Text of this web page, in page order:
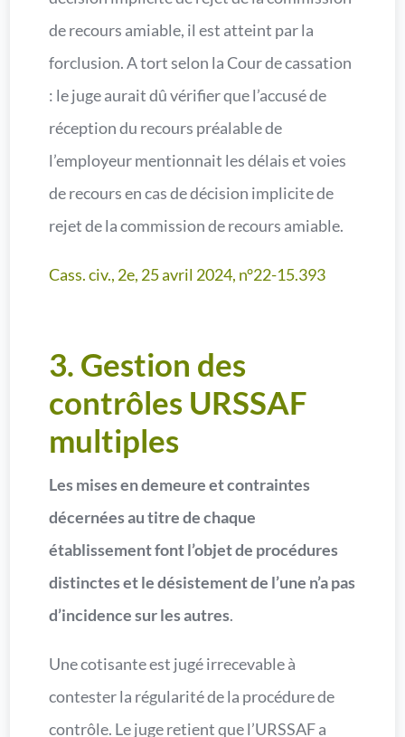
de recours amiable, il est atteint par la
forclusion. A tort selon la Cour de cassation
: le juge aurait dû vérifier que l’accusé de
réception du recours préalable de
l’employeur mentionnait les délais et voies
de recours en cas de décision implicite de
rejet de la commission de recours amiable.
Cass. civ., 2e, 25 avril 2024, n°22-15.393
3. Gestion des
contrôles URSSAF
multiples
Les mises en demeure et contraintes
décernées au titre de chaque
établissement font l’objet de procédures
distinctes et le désistement de l’une n’a pas
d’incidence sur les autres.
Une cotisante est jugé irrecevable à
contester la régularité de la procédure de
contrôle. Le juge retient que l’URSSAF a